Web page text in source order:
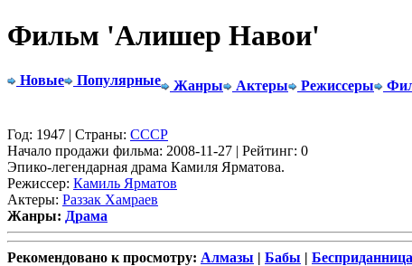
Фильм 'Алишер Навои'
Новые Популярные Жанры Актеры Режиссеры
Год: 1947 | Страны: СССР
Начало продажи фильма: 2008-11-27 | Рейтинг: 0
Эпико-легендарная драма Камиля Ярматова.
Режиссер: Камиль Ярматов
Актеры: Раззак Хамраев
Жанры: Драма
Рекомендовано к просмотру: Алмазы | Бабы | Бесприданница